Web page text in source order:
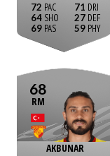
72
64
69
71
27
59
68
RM
AKBUNAR